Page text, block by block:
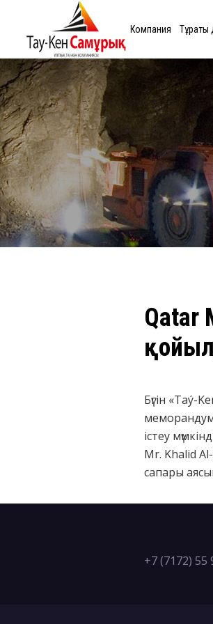
Компания
Qatar
Бүгін «Taý-
істеу
Mr. Khalid
сапары
+7 (7172) 55